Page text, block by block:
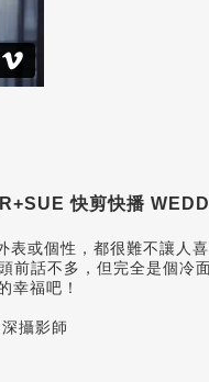
快剪快播
表或個性，都很難不讓人
前話不多，但完全是個冷
幸福吧！
攝影師